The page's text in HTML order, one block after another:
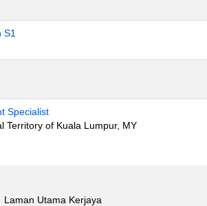
S1
Specialist
Territory of Kuala Lumpur, MY
Laman Utama Kerjaya